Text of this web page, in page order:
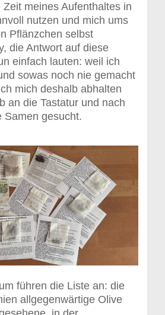
meines Aufenthaltes in
nutzen und mich ums
Pflänzchen selbst
die Antwort auf diese
einfach lauten: weil ich
sowas noch nie gemacht
mich deshalb abhalten
an die Tastatur und nach
Samen gesucht.
führen die Liste an: die
allgegenwärtige Olive